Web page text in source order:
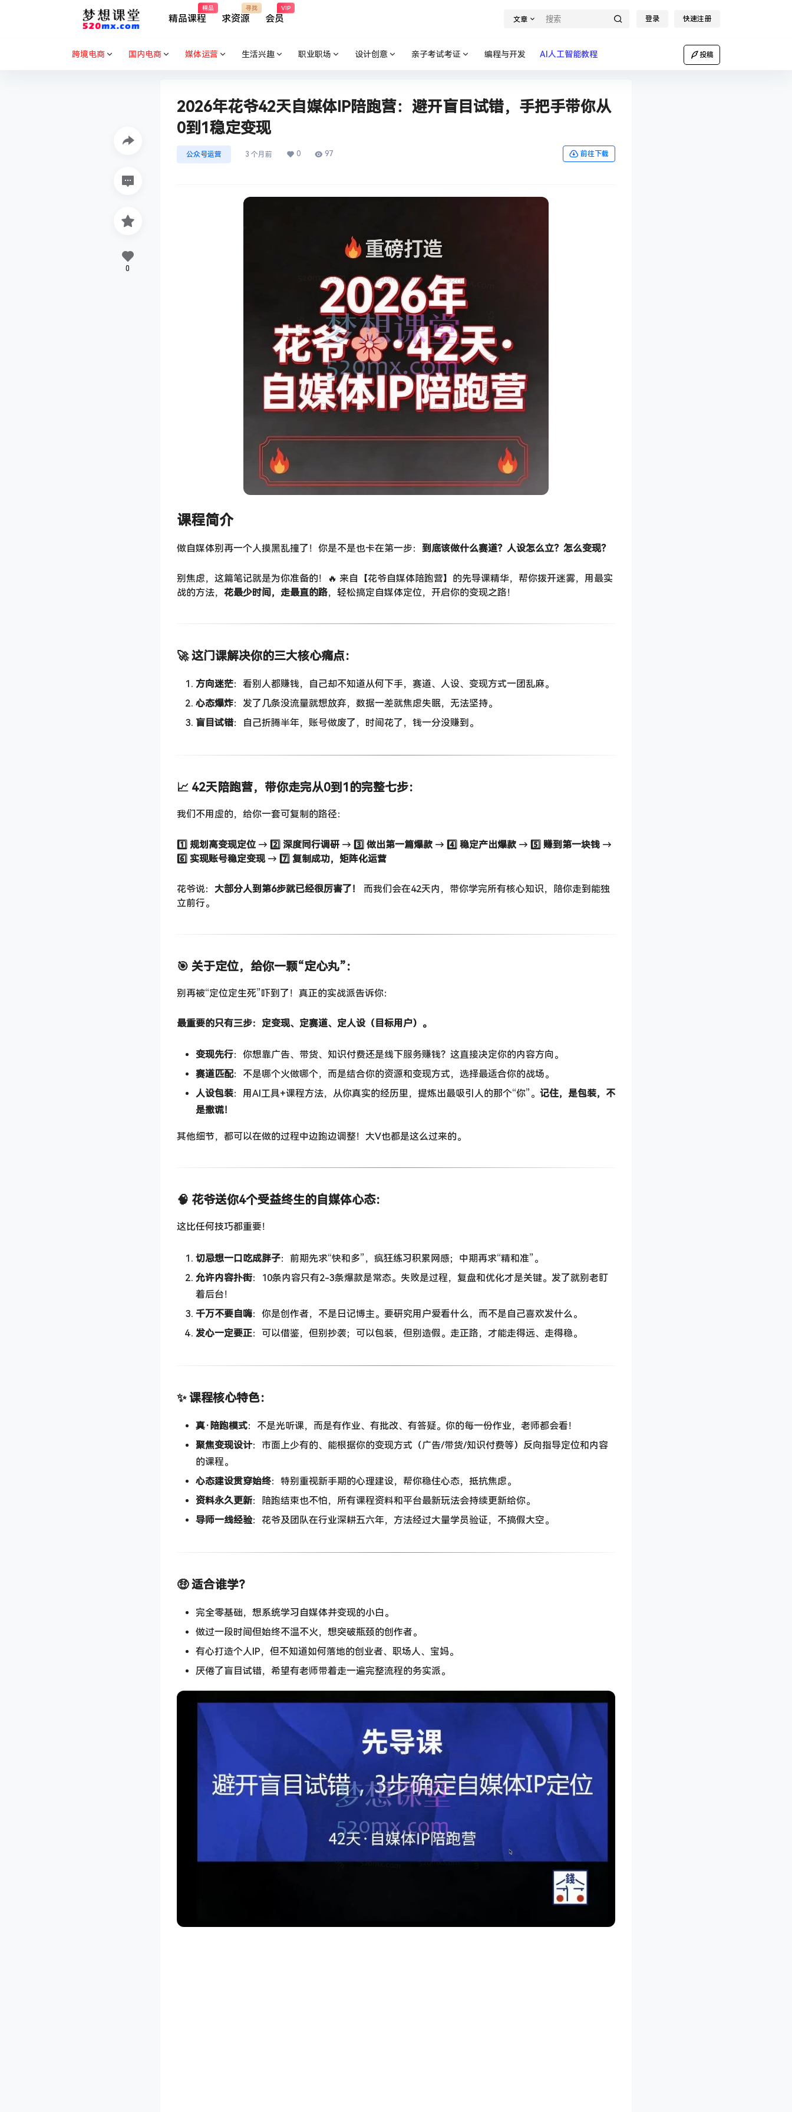
精品课程
精品
求资源
寻找
会员
VIP
文章 登录 快速注册
跨境电商 国内电商 媒体运营 生活兴趣 职业职场 设计创意 亲子考试考证 编程与开发 AI人工智能教程 投稿
2026年花爷42天自媒体IP陪跑营：避开盲目试错，手把手带你从
0到1稳定变现
公众号运营 3 个月前 0 97 前往下载
课程简介
做自媒体别再一个人摸黑乱撞了！你是不是也卡在第一步： 到底该做什么赛道？人设怎么立？怎么变现？
别焦虑，这篇笔记就是为你准备的！🔥 来自【花爷自媒体陪跑营】的先导课精华，帮你拨开迷雾，用最实
战的方法， 花最少时间，走最直的路，轻松搞定自媒体定位，开启你的变现之路！
🚀 这门课解决你的三大核心痛点：
方向迷茫：看别人都赚钱，自己却不知道从何下手，赛道、人设、变现方式一团乱麻。
心态爆炸：发了几条没流量就想放弃，数据一差就焦虑失眠，无法坚持。
盲目试错：自己折腾半年，账号做废了，时间花了，钱一分没赚到。
📈 42天陪跑营，带你走完从0到1的完整七步：
我们不用虚的，给你一套可复制的路径：
1️⃣ 规划高变现定位 ​ → 2️⃣ 深度同行调研 ​ → 3️⃣ 做出第一篇爆款 ​ → 4️⃣ 稳定产出爆款 ​ → 5️⃣ 赚到第一块钱 ​ →
6️⃣ 实现账号稳定变现​ → 7️⃣ 复制成功，矩阵化运营
花爷说： 大部分人到第6步就已经很厉害了！
​ 而我们会在42天内，带你学完所有核心知识，陪你走到能独
立前行。
🎯 关于定位，给你一颗“定心丸”：
别再被“定位定生死”吓到了！真正的实战派告诉你：
最重要的只有三步：定变现、定赛道、定人设（目标用户）。
变现先行：你想靠广告、带货、知识付费还是线下服务赚钱？这直接决定你的内容方向。
赛道匹配：不是哪个火做哪个，而是结合你的资源和变现方式，选择最适合你的战场。
人设包装：用AI工具+课程方法，从你真实的经历里，提炼出最吸引人的那个“你”。 记住，是包装，不
是撒谎！
其他细节，都可以在做的过程中边跑边调整！大V也都是这么过来的。
🧠 花爷送你4个受益终生的自媒体心态：
这比任何技巧都重要！
切忌想一口吃成胖子：前期先求“快和多”，疯狂练习积累网感；中期再求“精和准”。
允许内容扑街：10条内容只有2-3条爆款是常态。失败是过程，复盘和优化才是关键。发了就别老盯
着后台！
千万不要自嗨：你是创作者，不是日记博主。要研究用户爱看什么，而不是自己喜欢发什么。
发心一定要正：可以借鉴，但别抄袭；可以包装，但别造假。走正路，才能走得远、走得稳。
✨ 课程核心特色：
真·陪跑模式：不是光听课，而是有作业、有批改、有答疑。你的每一份作业，老师都会看！
聚焦变现设计：市面上少有的、能根据你的变现方式（广告/带货/知识付费等）反向指导定位和内容
的课程。
心态建设贯穿始终：特别重视新手期的心理建设，帮你稳住心态，抵抗焦虑。
资料永久更新：陪跑结束也不怕，所有课程资料和平台最新玩法会持续更新给你。
导师一线经验：花爷及团队在行业深耕五六年，方法经过大量学员验证，不搞假大空。
🤑 适合谁学？
完全零基础，想系统学习自媒体并变现的小白。
做过一段时间但始终不温不火，想突破瓶颈的创作者。
有心打造个人IP，但不知道如何落地的创业者、职场人、宝妈。
厌倦了盲目试错，希望有老师带着走一遍完整流程的务实派。
0